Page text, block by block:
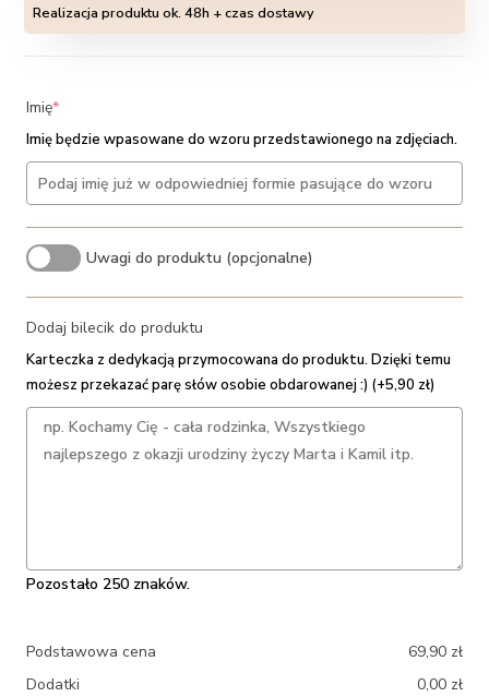
Realizacja produktu ok. 48h + czas dostawy
Imię*(required)
Imię będzie wpasowane do wzoru przedstawionego na zdjęciach.
Uwagi do produktu (opcjonalne)
Dodaj bilecik do produktu
Karteczka z dedykacją przymocowana do produktu. Dzięki temu
możesz przekazać parę słów osobie obdarowanej :) (+5,90 zł)
Pozostało 250 znaków.
Podstawowa cena 69,90 zł
Dodatki
0,00 zł